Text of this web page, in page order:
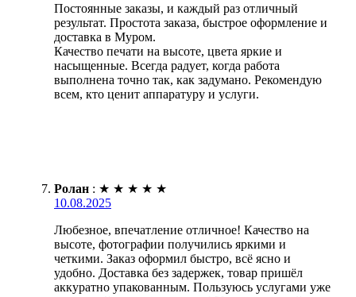
Постоянные заказы, и каждый раз отличный
результат. Простота заказа, быстрое оформление и
доставка в Муром.
Качество печати на высоте, цвета яркие и
насыщенные. Всегда радует, когда работа
выполнена точно так, как задумано. Рекомендую
всем, кто ценит аппаратуру и услуги.
Ролан : ★ ★ ★ ★ ★
10.08.2025
Любезное, впечатление отличное! Качество на
высоте, фотографии получились яркими и
четкими. Заказ оформил быстро, всё ясно и
удобно. Доставка без задержек, товар пришёл
аккуратно упакованным. Пользуюсь услугами уже